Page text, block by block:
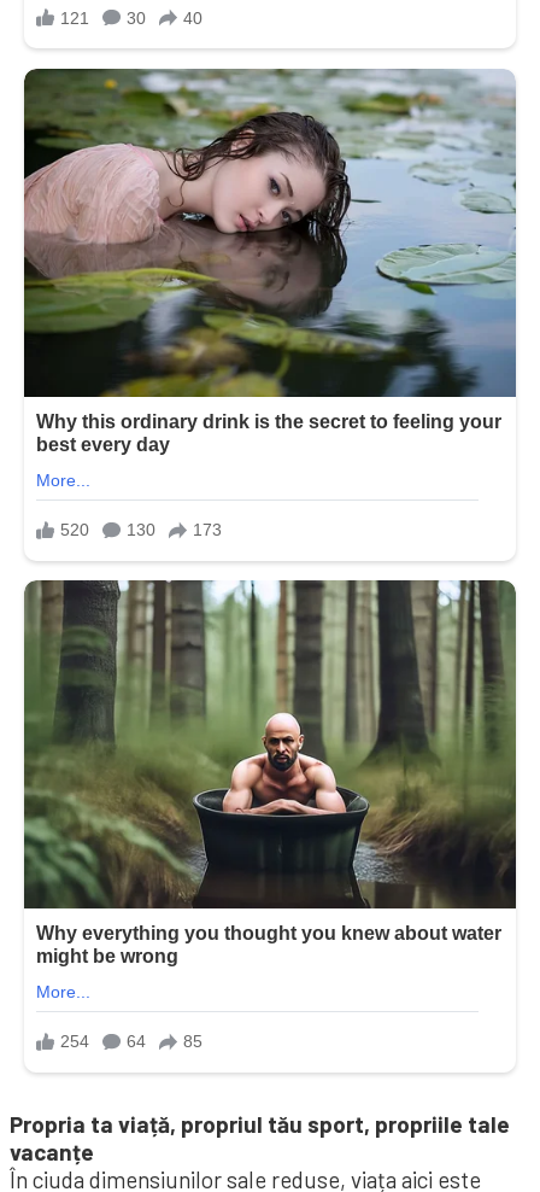
Propria ta viață, propriul tău sport, propriile tale
vacanțe
În ciuda dimensiunilor sale reduse, viața aici este